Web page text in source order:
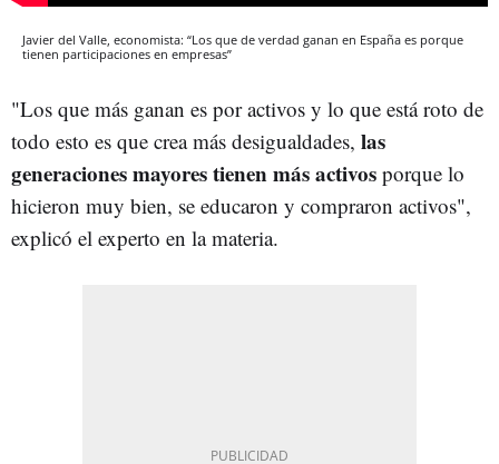
Javier del Valle, economista: “Los que de verdad ganan en España es porque
tienen participaciones en empresas”
"Los que más ganan es por activos y lo que está roto de
todo esto es que crea más desigualdades, las
generaciones mayores tienen más activos porque lo
hicieron muy bien, se educaron y compraron activos",
explicó el experto en la materia.